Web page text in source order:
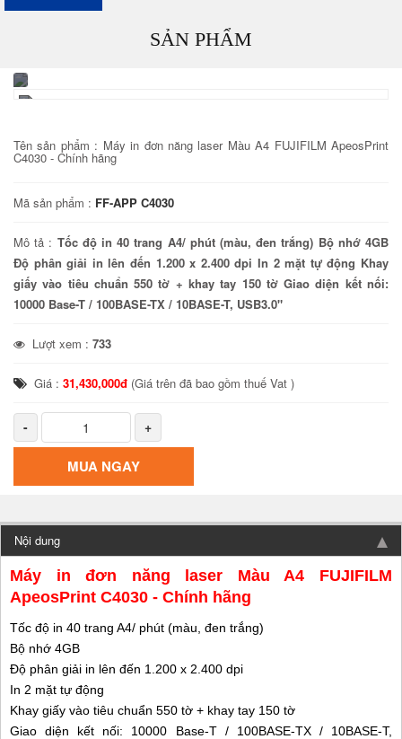
SẢN PHẨM
Tên sản phẩm : Máy in đơn năng laser Màu A4 FUJIFILM ApeosPrint
C4030 - Chính hãng
Mã sản phẩm : FF-APP C4030
Mô tả : Tốc độ in 40 trang A4/ phút (màu, đen trắng) Bộ nhớ 4GB
Độ phân giải in lên đến 1.200 x 2.400 dpi In 2 mặt tự động Khay
giấy vào tiêu chuẩn 550 tờ + khay tay 150 tờ Giao diện kết nối:
10000 Base-T / 100BASE-TX / 10BASE-T, USB3.0"
Lượt xem : 733
Giá : 31,430,000đ (Giá trên đã bao gồm thuế Vat )
- +
MUA NGAY
Nội dung
Máy in đơn năng laser Màu A4 FUJIFILM
ApeosPrint C4030 - Chính hãng
Tốc độ in 40 trang A4/ phút (màu, đen trắng)
Bộ nhớ 4GB
Độ phân giải in lên đến 1.200 x 2.400 dpi
In 2 mặt tự động
Khay giấy vào tiêu chuẩn 550 tờ + khay tay 150 tờ
Giao diện kết nối: 10000 Base-T / 100BASE-TX / 10BASE-T,